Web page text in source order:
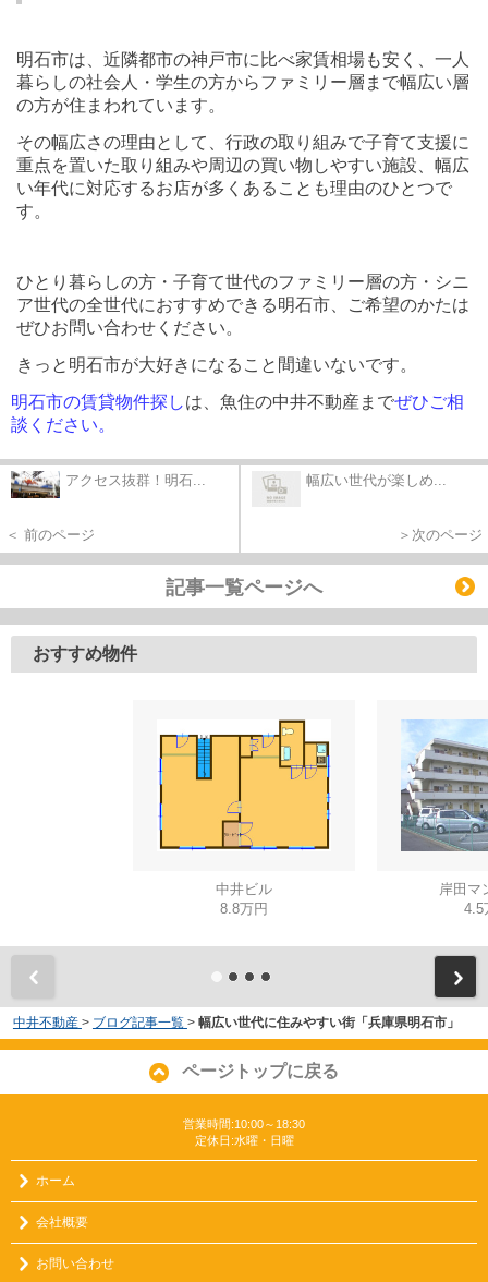
明石市は、近隣都市の神戸市に比べ家賃相場も安く、一人
暮らしの社会人・学生の方からファミリー層まで幅広い層
の方が住まわれています。
その幅広さの理由として、行政の取り組みで子育て支援に
重点を置いた取り組みや周辺の買い物しやすい施設、幅広
い年代に対応するお店が多くあることも理由のひとつで
す。
ひとり暮らしの方・子育て世代のファミリー層の方・シニ
ア世代の全世代におすすめできる明石市、ご希望のかたは
ぜひお問い合わせください。
きっと明石市が大好きになること間違いないです。
明石市の賃貸物件探しは、 魚住の中井不動産までぜひご相
談ください。
アクセス抜群！明石...
＜ 前のページ
幅広い世代が楽しめ...
＞次のページ
記事一覧ページへ
おすすめ物件
中井ビル
8.8万円
岸田マ
4.5
中井不動産 > ブログ記事一覧 > 幅広い世代に住みやすい街「兵庫県明石市」
ページトップに戻る
営業時間:10:00～18:30
定休日:水曜・日曜
ホーム
会社概要
お問い合わせ